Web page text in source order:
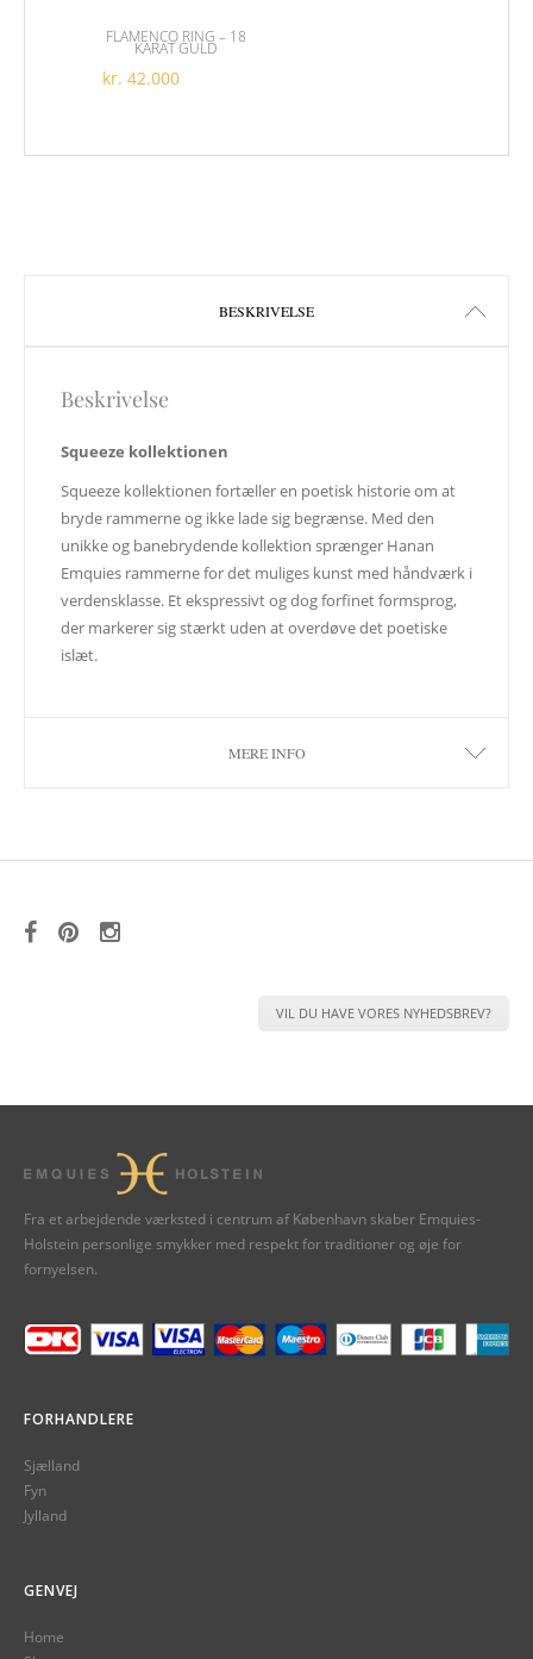
FLAMENCO RING – 18
KARAT GULD
kr. 42.000
BESKRIVELSE
Beskrivelse
Squeeze kollektionen
Squeeze kollektionen fortæller en poetisk historie om at
bryde rammerne og ikke lade sig begrænse. Med den
unikke og banebrydende kollektion sprænger Hanan
Emquies rammerne for det muliges kunst med håndværk i
verdensklasse. Et ekspressivt og dog forfinet formsprog,
der markerer sig stærkt uden at overdøve det poetiske
islæt.
MERE INFO
VIL DU HAVE VORES NYHEDSBREV?
Fra et arbejdende værksted i centrum af København skaber Emquies-
Holstein personlige smykker med respekt for traditioner og øje for
fornyelsen.
FORHANDLERE
Sjælland
Fyn
Jylland
GENVEJ
Home